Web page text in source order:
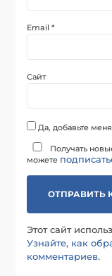
Email*
Сайт
Да, добавьте
Получать
можете
Этот сайт
Узнайте, как
комментариев.